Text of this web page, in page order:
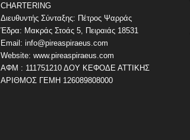
CHARTERING
Διευθυντής Σύνταξης: Πέτρος Ψαρράς
Έδρα: Μακράς Στοάς 5, Πειραιάς 18531
Email: info@pireaspiraeus.com
Website: www.pireaspiraeus.com
ΑΦΜ : 111751210 ΔΟΥ ΚΕΦΟΔΕ ΑΤΤΙΚΗΣ
ΑΡΙΘΜΟΣ ΓΕΜΗ 126089808000